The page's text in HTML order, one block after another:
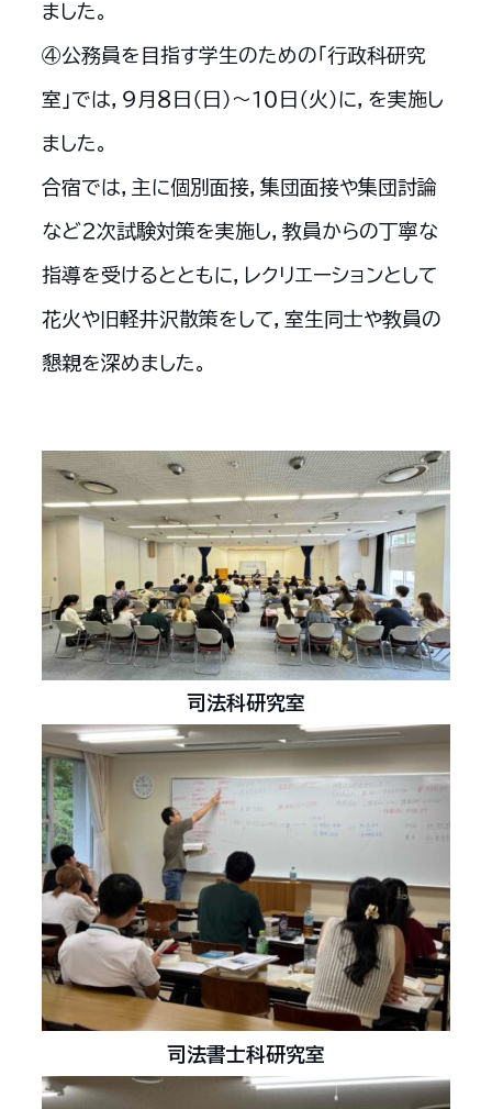
ました。
④公務員を目指す学生のための「行政科研究
室」では，９月８日（日）～１０日（火）に，を実施し
ました。
合宿では，主に個別面接，集団面接や集団討論
など２次試験対策を実施し，教員からの丁寧な
指導を受けるとともに，レクリエーションとして
花火や旧軽井沢散策をして，室生同士や教員の
懇親を深めました。
司法科研究室
司法書士科研究室